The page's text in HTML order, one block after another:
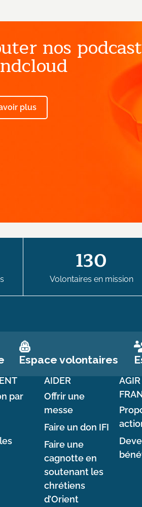
nos
plus
130
Volontaires en mission
Espace volontaires
par
AIDER
Offrir une
messe
Faire un don IFI
Faire une
cagnotte en
soutenant les
chrétiens
d’Orient
AGIR